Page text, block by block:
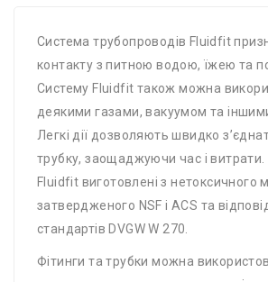
Система трубопроводів Fluidfit
контакту з питною водою, їжею та
Систему Fluidfit також можна
деякими газами, вакуумом та
Легкі дії дозволяють швидко
трубку, заощаджуючи час і витрати.
Fluidfit виготовлені з нетоксичного
затвердженого NSF і ACS та
стандартів DVGW W 270.
Фітинги та трубки можна